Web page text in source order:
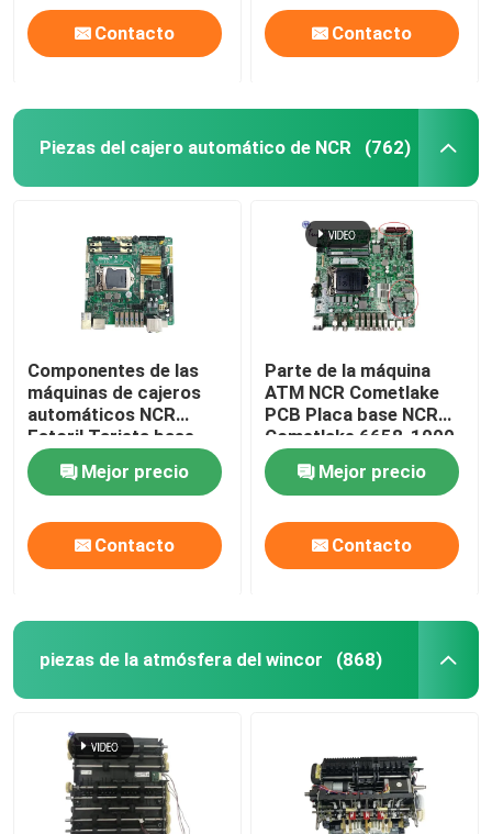
Contacto Contacto
Piezas del cajero automático de NCR (762)
Componentes de las
máquinas de cajeros
automáticos NCR
Estoril Tarjeta base
Intel Haswell 445-
0764456 4450764456
Mejor precio
Contacto
Parte de la máquina
ATM NCR Cometlake
PCB Placa base NCR
Cometlake 6658-1000-
8600
Mejor precio
Contacto
piezas de la atmósfera del wincor (868)